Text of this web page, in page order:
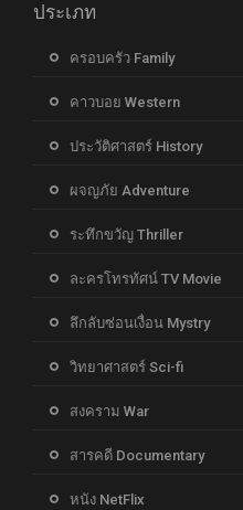
ประเภท
ครอบครัว Family
คาวบอย Western
ประวัติศาสตร์ History
ผจญภัย Adventure
ระทึกขวัญ Thriller
ละครโทรทัศน์ TV Movie
ลึกลับซ่อนเงื่อน Mystry
วิทยาศาสตร์ Sci-fi
สงคราม War
สารคดี Documentary
หนัง NetFlix